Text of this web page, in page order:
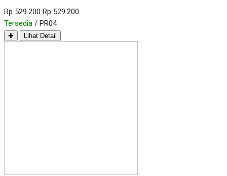
Rp 529.200 Rp 529.200
Tersedia / PR04
✚ Lihat Detail